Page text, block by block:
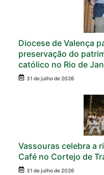
Diocese de Valença
preservação do
católico no Rio de
31 de julho de 2026
Vassouras celebra a
Café no Cortejo de
31 de julho de 2026